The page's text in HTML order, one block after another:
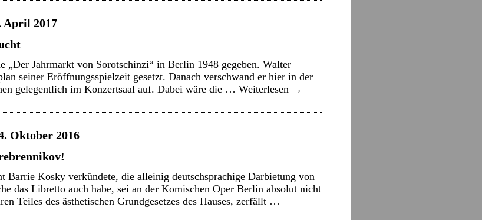
April 2017
„Der Jahrmarkt von Sorotschinzi“ in Berlin 1948 gegeben. Walter
seiner Eröffnungsspielzeit gesetzt. Danach verschwand er hier in der
gelegentlich im Konzertsaal auf. Dabei wäre die … Weiterlesen →
Oktober 2016
Barrie Kosky verkündete, die alleinig deutschsprachige Darbietung von
das Libretto auch habe, sei an der Komischen Oper Berlin absolut nicht
Teiles des ästhetischen Grundgesetzes des Hauses, zerfällt …